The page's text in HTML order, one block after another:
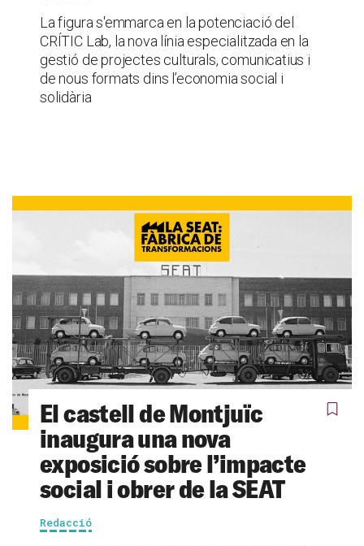
La figura s'emmarca en la potenciació del
CRÍTIC Lab, la nova línia especialitzada en la
gestió de projectes culturals, comunicatius i
de nous formats dins l’economia social i
solidària
El castell de Montjuïc
inaugura una nova
exposició sobre l’impacte
social i obrer de la SEAT
Redacció